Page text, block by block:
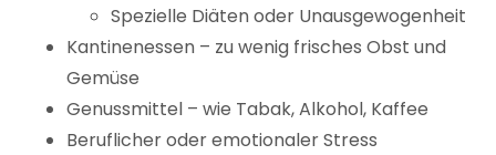
Spezielle Diäten oder Unausgewogenheit
Kantinenessen – zu wenig frisches Obst und
Gemüse
Genussmittel – wie Tabak, Alkohol, Kaffee
Beruflicher oder emotionaler Stress